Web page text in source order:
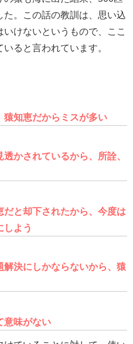
。この話の教訓は、思い込
けないというもので、ここ
ると言われています。
猿知恵だからミスが多い
かされているから、所詮、
だと却下されたから、今度は
しよう
決にしかならないから、猿
意味がない